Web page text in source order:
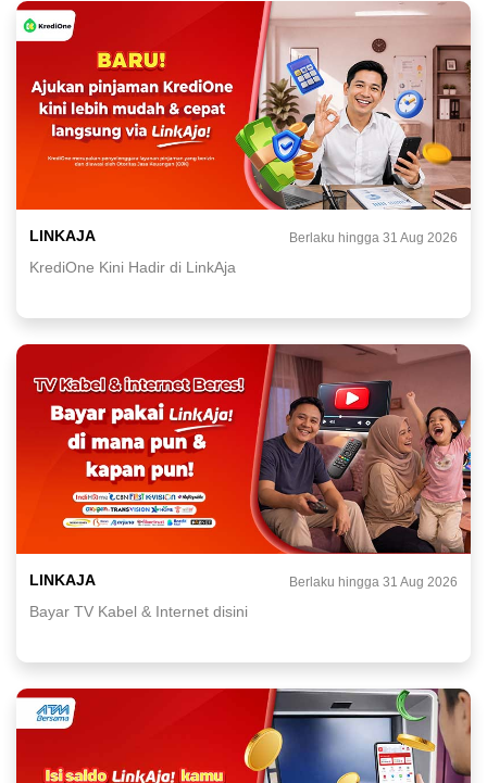
LINKAJA Berlaku hingga 31 Aug 2026
KrediOne Kini Hadir di LinkAja
LINKAJA Berlaku hingga 31 Aug 2026
Bayar TV Kabel & Internet disini